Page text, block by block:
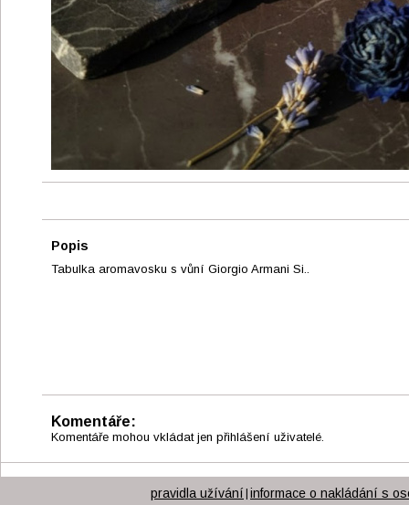
Popis
Tabulka aromavosku s vůní Giorgio Armani Si..
Komentáře:
Komentáře mohou vkládat jen přihlášení uživatelé.
pravidla užívání | informace o nakládání s